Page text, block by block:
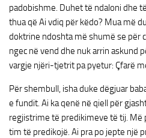
padobishme. Duhet të ndaloni dhe
thua që Ai vdiq për këdo? Mua më
doktrine ndoshta më shumë se për
ngec në vend dhe nuk arrin askund
vargje njëri-tjetrit pa pyetur: Çfarë
Për shembull, isha duke dëgjuar
e fundit. Ai ka qenë në qiell për
regjistrime të predikimeve të tij. Më
tim të predikojë. Ai pra po jepte një